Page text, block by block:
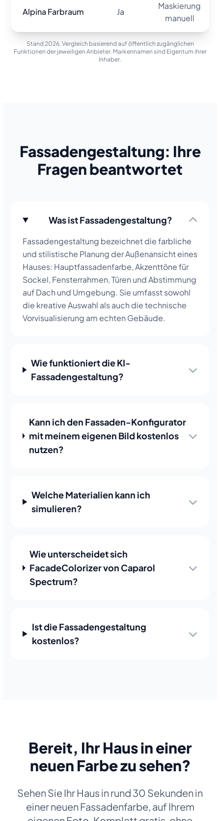
Alpina Farbraum Ja
Maskierung
manuell
Stand 2026, Vergleich basierend auf öffentlich zugänglichen
Funktionen der jeweiligen Anbieter. Markennamen sind Eigentum ihrer
Inhaber.
Fassadengestaltung: Ihre
Fragen beantwortet
Was ist Fassadengestaltung?
Fassadengestaltung bezeichnet die farbliche
und stilistische Planung der Außenansicht eines
Hauses: Hauptfassadenfarbe, Akzenttöne für
Sockel, Fensterrahmen, Türen und Abstimmung
auf Dach und Umgebung. Sie umfasst sowohl
die kreative Auswahl als auch die technische
Vorvisualisierung am echten Gebäude.
Wie funktioniert die KI-
Fassadengestaltung?
Kann ich den Fassaden-Konfigurator
mit meinem eigenen Bild kostenlos
nutzen?
Welche Materialien kann ich
simulieren?
Wie unterscheidet sich
FacadeColorizer von Caparol
Spectrum?
Ist die Fassadengestaltung
kostenlos?
Bereit, Ihr Haus in einer
neuen Farbe zu sehen?
Sehen Sie Ihr Haus in rund 30 Sekunden in
einer neuen Fassadenfarbe, auf Ihrem